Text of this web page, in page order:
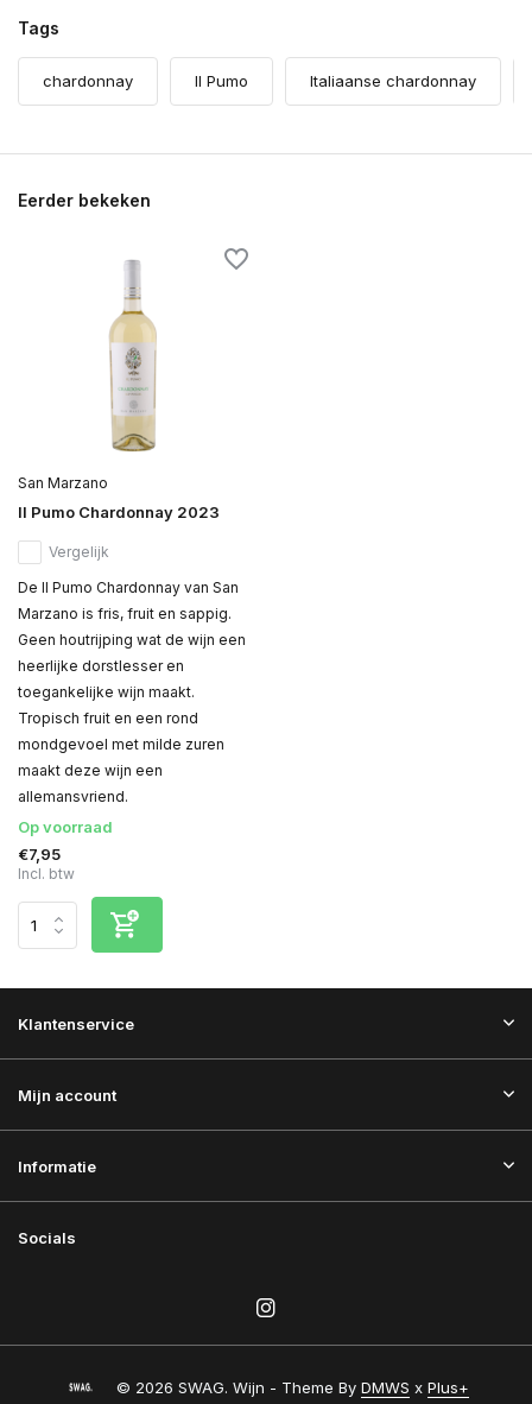
Tags
chardonnay Il Pumo Italiaanse chardonnay
Eerder bekeken
San Marzano
Il Pumo Chardonnay 2023
Vergelijk
De Il Pumo Chardonnay van San
Marzano is fris, fruit en sappig.
Geen houtrijping wat de wijn een
heerlijke dorstlesser en
toegankelijke wijn maakt.
Tropisch fruit en een rond
mondgevoel met milde zuren
maakt deze wijn een
allemansvriend.
Op voorraad
€7,95
Incl. btw
Klantenservice
Mijn account
Informatie
Socials
© 2026 SWAG. Wijn - Theme By DMWS x Plus+